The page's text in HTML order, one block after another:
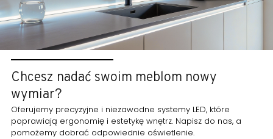
Chcesz nadać swoim meblom nowy
wymiar?
Oferujemy precyzyjne i niezawodne systemy LED, które
poprawiają ergonomię i estetykę wnętrz. Napisz do nas, a
pomożemy dobrać odpowiednie oświetlenie.